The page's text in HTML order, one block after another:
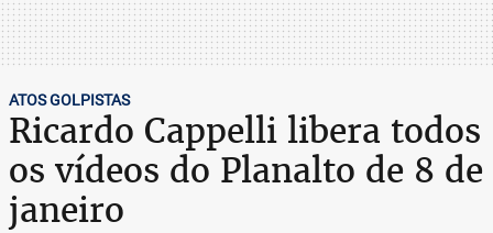
ATOS GOLPISTAS
Ricardo Cappelli libera todos
os vídeos do Planalto de 8 de
janeiro